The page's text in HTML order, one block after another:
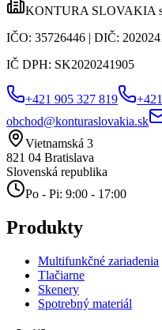
KONTURA SLOVAKIA
IČO: 35726446 | DIČ:
IČ DPH: SK2020241905
+421 905 327 819
obchod@konturaslovakia.sk
Vietnamská 3
821 04 Bratislava
Slovenská republika
Po - Pi: 9:00 - 17:00
Produkty
Multifunkčné zariadenia
Tlačiarne
Skenery
Spotrebný materiál